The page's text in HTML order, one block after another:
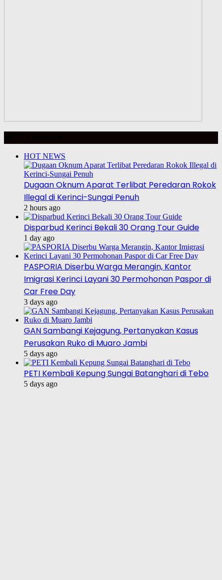
HOT NEWS
Dugaan Oknum Aparat Terlibat Peredaran Rokok
Illegal di Kerinci-Sungai Penuh
2 hours ago
Disparbud Kerinci Bekali 30 Orang Tour Guide
1 day ago
PASPORIA Diserbu Warga Merangin, Kantor
Imigrasi Kerinci Layani 30 Permohonan Paspor di
Car Free Day
3 days ago
GAN Sambangi Kejagung, Pertanyakan Kasus
Perusakan Ruko di Muaro Jambi
5 days ago
PETI Kembali Kepung Sungai Batanghari di Tebo
5 days ago